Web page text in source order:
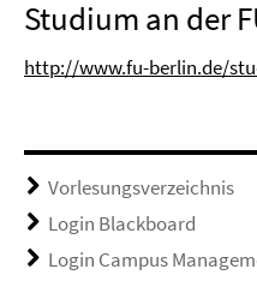
Studium an der
http://www.fu-berlin.de/
Vorlesungsverzeichnis
Login Blackboard
Login Campus